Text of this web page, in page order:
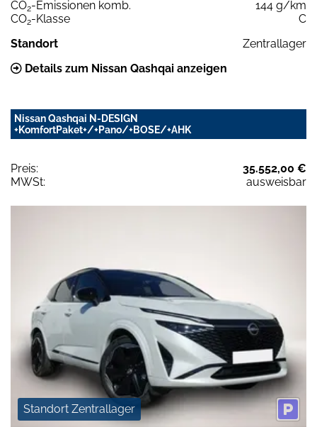
CO2-Emissionen komb.
144 g/km
CO2-Klasse
C
Standort
Zentrallager
Details zum Nissan Qashqai anzeigen
Nissan Qashqai N-DESIGN
+KomfortPaket+/+Pano/+BOSE/+AHK
Preis:
35.552,00 €
MWSt:
ausweisbar
Standort Zentrallager